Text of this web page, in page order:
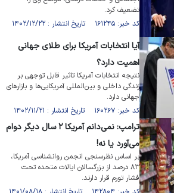
تضعیف کرد.
کد خبر: ۱۶۱۲۴۵ تاریخ انتشار : ۱۴۰۲/۱۲/۲۲
آیا انتخابات آمریکا برای طلای جهانی
اهمیت دارد؟
نتیجه انتخابات آمریکا تاثیر قابل توجهی بر
زندگی داخلی و بین‌المللی آمریکایی‌ها و بازارهای
جهانی دارد.
کد خبر: ۱۶۰۲۶۷ تاریخ انتشار : ۱۴۰۲/۱۱/۲۱
ترامپ: نمی‌دانم آمریکا ۲ سال دیگر دوام
می‌آورد یا نه!
بر اساس نظرسنجی انجمن روانشناسی آمریکا،
۸۳ درصد از بزرگسالان ایالات متحده تحت
فشار تورم قرار دارند.